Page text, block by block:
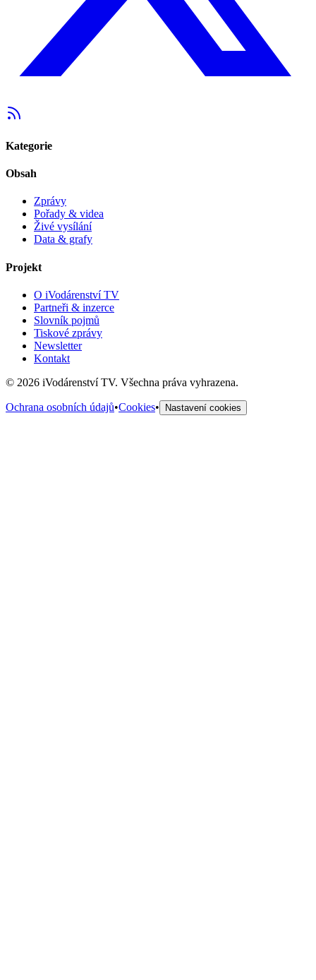
Kategorie
Obsah
Zprávy
Pořady & videa
Živé vysílání
Data & grafy
Projekt
O iVodárenství TV
Partneři & inzerce
Slovník pojmů
Tiskové zprávy
Newsletter
Kontakt
© 2026 iVodárenství TV. Všechna práva vyhrazena.
Ochrana osobních údajů•Cookies• Nastavení cookies